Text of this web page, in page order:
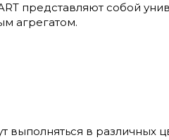
представляют собой
агрегатом.
в различных